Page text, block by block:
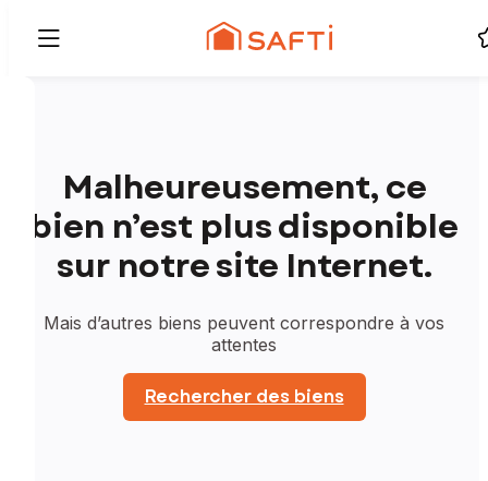
Malheureusement, ce
bien n’est plus disponible
sur notre site Internet.
Mais d’autres biens peuvent correspondre à vos
attentes
Rechercher des biens